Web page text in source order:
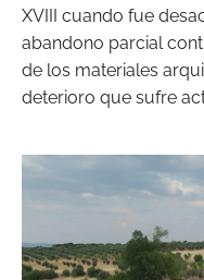
XVIII cuando fue
abandono parcial
de los materiales
deterioro que sufre